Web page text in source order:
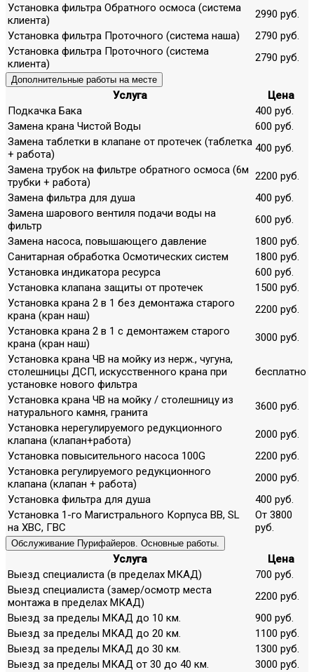
Установка фильтра Обратного осмоса (система
клиента)
2990 руб.
Установка фильтра Проточного (система наша)
2790 руб.
Установка фильтра Проточного (система
клиента)
2790 руб.
Дополнительные работы на месте
Услуга
Цена
Подкачка Бака
400 руб.
Замена крана Чистой Воды
600 руб.
Замена таблетки в клапане от протечек (таблетка
+ работа)
400 руб.
Замена трубок на фильтре обратного осмоса (6м
трубки + работа)
2200 руб.
Замена фильтра для душа
400 руб.
Замена шарового вентиля подачи воды на
фильтр
600 руб.
Замена насоса, повышающего давление
1800 руб.
Санитарная обработка Осмотических систем
1800 руб.
Установка индикатора ресурса
600 руб.
Установка клапана защиты от протечек
1500 руб.
Установка крана 2 в 1 без демонтажа старого
крана (кран наш)
2200 руб.
Установка крана 2 в 1 с демонтажем старого
крана (кран наш)
3000 руб.
Установка крана ЧВ на мойку из нерж., чугуна,
столешницы ДСП, искусственного крана при
установке нового фильтра
бесплатно
Установка крана ЧВ на мойку / столешницу из
натурального камня, гранита
3600 руб.
Установка нерегулируемого редукционного
клапана (клапан+работа)
2000 руб.
Установка повысительного насоса 100G
2200 руб.
Установка регулируемого редукционного
клапана (клапан + работа)
2000 руб.
Установка фильтра для душа
400 руб.
Установка 1-го Магистрального Корпуса ВВ, SL
на ХВС, ГВС
От 3800
руб.
Обслуживание Пурифайеров. Основные работы.
Услуга
Цена
Выезд специалиста (в пределах МКАД)
700 руб.
Выезд специалиста (замер/осмотр места
монтажа в пределах МКАД)
2200 руб.
Выезд за пределы МКАД до 10 км.
900 руб.
Выезд за пределы МКАД до 20 км.
1100 руб.
Выезд за пределы МКАД до 30 км.
1300 руб.
Выезд за пределы МКАД от 30 до 40 км.
3000 руб.